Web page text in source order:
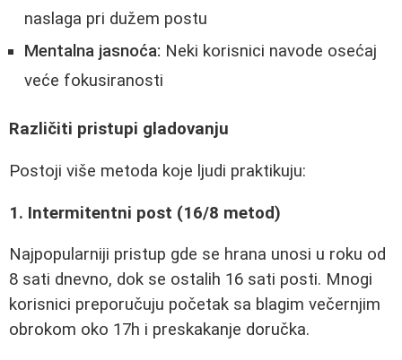
naslaga pri dužem postu
Mentalna jasnoća: Neki korisnici navode osećaj
veće fokusiranosti
Različiti pristupi gladovanju
Postoji više metoda koje ljudi praktikuju:
1. Intermitentni post (16/8 metod)
Najpopularniji pristup gde se hrana unosi u roku od
8 sati dnevno, dok se ostalih 16 sati posti. Mnogi
korisnici preporučuju početak sa blagim večernjim
obrokom oko 17h i preskakanje doručka.